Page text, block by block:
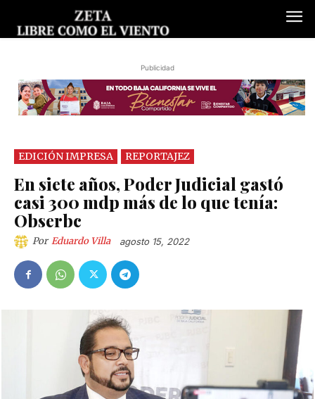
Publicidad
EDICIÓN IMPRESA REPORTAJEZ
En siete años, Poder Judicial gastó
casi 300 mdp más de lo que tenía:
Obserbc
Por Eduardo Villa agosto 15, 2022